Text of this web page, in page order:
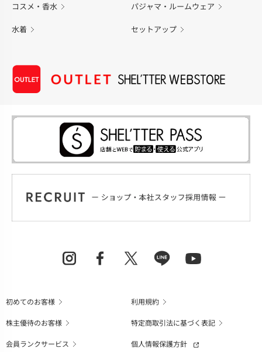
コスメ・香水 パジャマ・ルームウェア
水着 セットアップ
初めてのお客様
利用規約
株主優待のお客様
特定商取引法に基づく表記
会員ランクサービス
個人情報保護方針